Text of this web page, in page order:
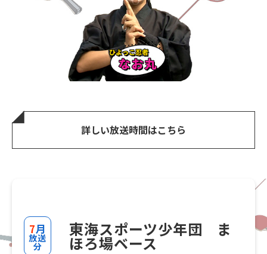
詳しい放送時間はこちら
7月
放送
分
東海スポーツ少年団 ま
ほろ場ベース